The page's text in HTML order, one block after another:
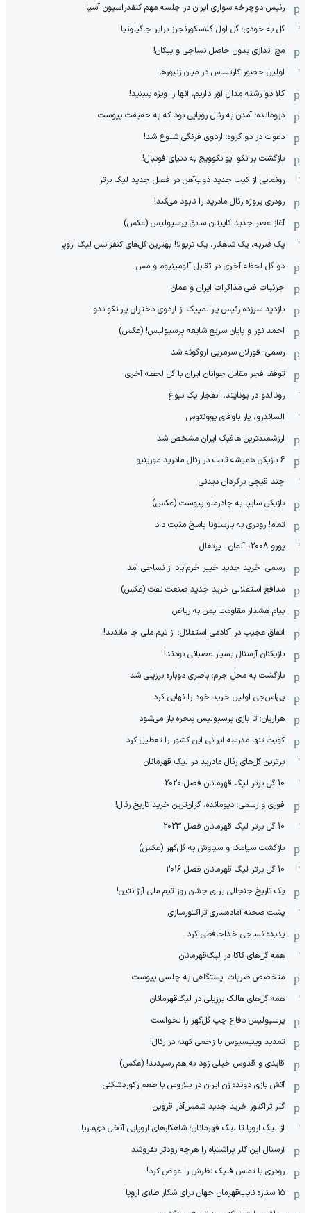
رئیس دوچرخه سواری ایران در جلسه مهم کنفدراسیون آسیا
گل به خودی؛ گل اول گلاسکورنجرز برابر جاگیلونیا
مچ اندازی بدون حاصل نساجی و پیکان!
اولین حضور کارتساس در میان زنبورها
کلا دو‌ رشته مدال آور داریم، آنها را ویژه ببینید!
دیومانده: آمدن به رئال رویایی بود که به حقیقت پیوست
دعوت در دو گروه: اردوی فرنگی شلوغ شد!
بازگشت برانکو ایوانکوویچ به دنیای فوتبال!
رونمایی از کیت جدید ذوب‌آهن در فصل جدید لیگ برتر
رودری پروژه رئال مادرید را نابود می‌کند!
آغاز عصر جدید کاپیتان سابق پرسپولیس (عکس)
یک ضربه، یک شاهکار، یک تریولا! بهترین گل‌های کنفرانس لیگ اروپا
دو گل لحظه آخری در تقابل آلومینیوم و مس
جزئیات فنی مذاکرات ایران و عمان
بازدید سرزده رئیس پارالمپیک از اردوی دختران پاراتکواندو
احمد نور و پایان سریع شایعه پرسپولیس! (عکس)
رسمی: فورلان سرمربی اروگوئه شد
توقف فجر مقابل جوانان ایران با گل لحظه آخری
رونالدو در یونایتد، انفجار یک نبوغ
الساندرو، یار باوفای یوونتوس
ارزشمندترین هافبک ایران مشخص شد
6 بازیکن همیشه ثابت در رئال مادرید مورینیو
چند قیچی برگردان دیدنی
بازیکن سایپا به چادرملو پیوست (عکس)
تمام! رودری به بارسلونا پاسخ مثبت داد
یورو 2008، آلمان - پرتغال
رسمی: خرید جدید خیبر خرم‌آباد از نساجی آمد
مدافع استقلالی خرید جدید صنعت نفت (عکس)
پیام هشدار مقاومت یمن به ریاض
اتفاق عجیب در آکادمی استقلال: از تیم ملی جا ماندند!
بازیکنان آرسنال بسیار عصبانی بودند!
بازگشت به محل جرم: باصری دوباره برزیلی شد
پی‌اس‌جی اولین خرید خود را نهایی کرد
هزاریان: تا بازی پرسپولیس پنجره باز می‌شود
کویت تنها مدرسه ایرانی این کشور را تعطیل کرد
برترین گل‌های رئال مادرید در لیگ قهرمانان
10 گل برتر لیگ قهرمانان فصل 2020
فوری و رسمی: دیومانده، گران‌ترین خرید تاریخ رئال!
10 گل برتر لیگ قهرمانان فصل 2023
بازگشت سیامک و سیاوش به گل‌گهر (عکس)
10 گل برتر لیگ قهرمانان فصل 2016
یک تاریخ جنجالی برای جشن روز تیم ملی آرژانتین!
پشت صحنه آماده‌سازی تراکتورسازی
پدیده نساجی خداحافظی کرد
همه گل‌های کاکا در لیگ‌قهرمانان
متخصص ضربات ایستگاهی به چلسی پیوست
همه گل‌های هالک برزیلی در لیگ‌قهرمانان
پرسپولیس دفاع چپ گل‌گهر را نخواست
تمدید وینیسیوس با زخمی کهنه در رئال!
قایدی و قدوس خیلی زود به هم رسیدند! (عکس)
آتش بازی دونده زن ایران در بلاروس با طعم رکوردشکنی
گلر تراکتور خرید جدید شمس‌آذر قزوین
از لیگ اروپا تا لیگ قهرمانان؛ شاهکارهای اروپایی آنخل دی‌ماریا
آرسنال این گلر پراشتباه را هرچه زودتر بفروشد
رودری با تماس فلیک نظرش را عوض کرد!
١۵ ستاره نایب‌قهرمان جهان برای شکار طلای اروپا